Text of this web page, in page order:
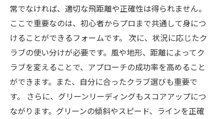
常でなければ、適切な飛距離や正確性は得られません。
ここで重要なのは、初心者からプロまで共通して身につ
けることができるフォームです。 次に、状況に応じたク
ラブの使い分けが必要です。風や地形、距離によってク
ラブを変えることで、アプローチの成功率を高めること
ができます。また、自分に合ったクラブ選びも重要で
す。 さらに、グリーンリーディングもスコアアップにつ
ながります。グリーンの傾斜やスピード、ラインを正確